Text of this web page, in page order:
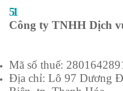
51
Công ty TNHH Dịch
Mã số thuế:
Địa chỉ: Lô 97 Dương